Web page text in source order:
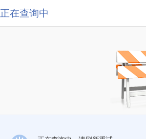
正在查询中